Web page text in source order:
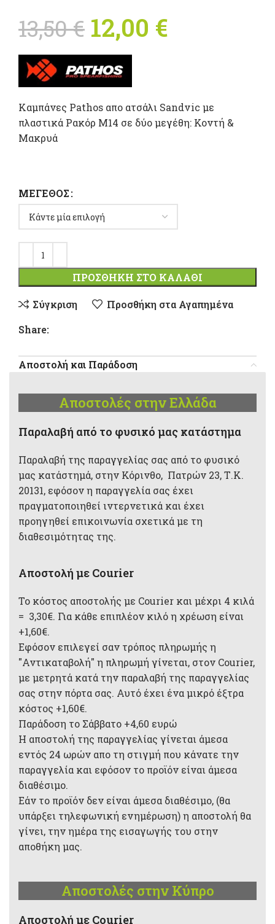
13,50€ Original price
was: 13,50 €.
12,00 €
είναι:
Καμπάνες Pathos απο ατσάλι Sandvic με
πλαστικά Ρακόρ Μ14 σε δύο μεγέθη: Κοντή &
Μακρυά
ΜΈΓΕΘΟΣ
ΠΡΟΣΘΉΚΗ ΣΤΟ ΚΑΛΆΘΙ
Σύγκριση
Προσθήκη στα Αγαπημένα
Share:
Αποστολή και Παράδοση
Αποστολές στην Ελλάδα
Παραλαβή από το φυσικό μας κατάστημα
Παραλαβή της παραγγελίας σας από το φυσικό
μας κατάστημά, στην Κόρινθο, Πατρών 23, Τ.Κ.
20131, εφόσον η παραγγελία σας έχει
πραγματοποιηθεί ιντερνετικά και έχει
προηγηθεί επικοινωνία σχετικά με τη
διαθεσιμότητας της.
Αποστολή με Courier
Το κόστος αποστολής με Courier και μέχρι 4 κιλά
= 3,30€. Για κάθε επιπλέον κιλό η χρέωση είναι
+1,60€.
Εφόσον επιλεγεί σαν τρόπος πληρωμής η
"Αντικαταβολή" η πληρωμή γίνεται, στον Courier,
με μετρητά κατά την παραλαβή της παραγγελίας
σας στην πόρτα σας. Αυτό έχει ένα μικρό έξτρα
κόστος +1,60€.
Παράδοση το Σάββατο +4,60 ευρώ
Η αποστολή της παραγγελίας γίνεται άμεσα
εντός 24 ωρών απο τη στιγμή που κάνατε την
παραγγελία και εφόσον το προϊόν είναι άμεσα
διαθέσιμο.
Εάν το προϊόν δεν είναι άμεσα διαθέσιμο, (θα
υπάρξει τηλεφωνική ενημέρωση) η αποστολή θα
γίνει, την ημέρα της εισαγωγής του στην
αποθήκη μας.
Αποστολές στην Κύπρο
Aποστολή με Courier